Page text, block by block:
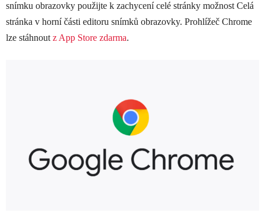
snímku obrazovky použijte k zachycení celé stránky možnost Celá
stránka v horní části editoru snímků obrazovky. Prohlížeč Chrome
lze stáhnoutz App Store zdarma.